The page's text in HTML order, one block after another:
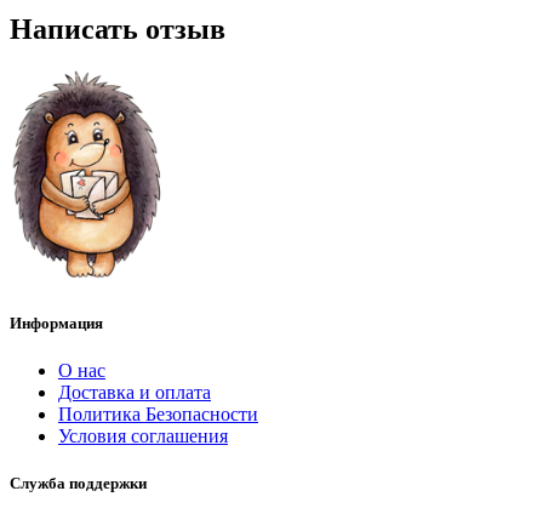
Написать отзыв
Информация
О нас
Доставка и оплата
Политика Безопасности
Условия соглашения
Служба поддержки